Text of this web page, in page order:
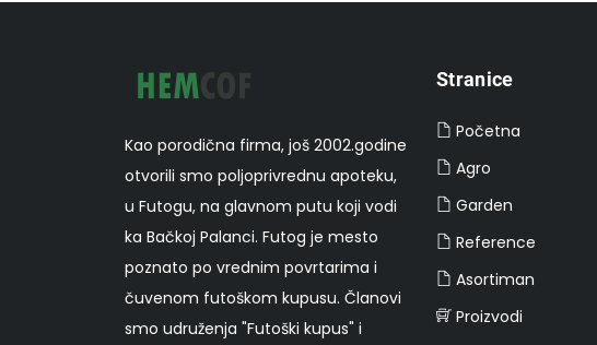
Kao porodična firma, još 2002.godine
otvorili smo poljoprivrednu apoteku,
u Futogu, na glavnom putu koji vodi
ka Bačkoj Palanci. Futog je mesto
poznato po vrednim povrtarima i
čuvenom futoškom kupusu. Članovi
smo udruženja "Futoški kupus" i
Stranice
Početna
Agro
Garden
Reference
Asortiman
Proizvodi